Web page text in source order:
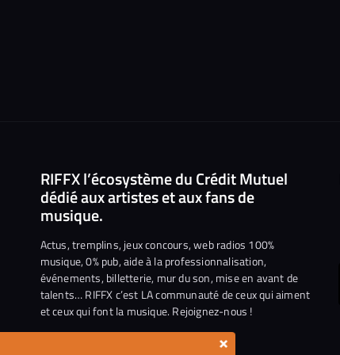
RIFFX l’écosystème du Crédit Mutuel
dédié aux artistes et aux fans de
musique.
Actus, tremplins, jeux concours, web radios 100%
musique, 0% pub, aide à la professionnalisation,
événements, billetterie, mur du son, mise en avant de
talents… RIFFX c’est LA communauté de ceux qui aiment
et ceux qui font la musique. Rejoignez-nous !
×